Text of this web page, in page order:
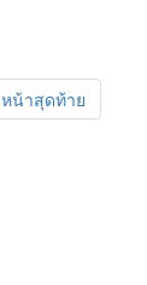
หน้าสุดท้าย